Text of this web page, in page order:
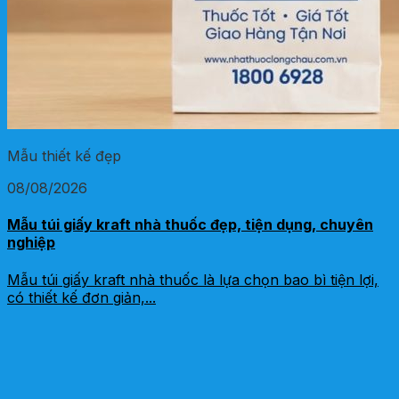
Mẫu thiết kế đẹp
08/08/2026
Mẫu túi giấy kraft nhà thuốc đẹp, tiện dụng, chuyên
nghiệp
Mẫu túi giấy kraft nhà thuốc là lựa chọn bao bì tiện lợi,
có thiết kế đơn giản,...